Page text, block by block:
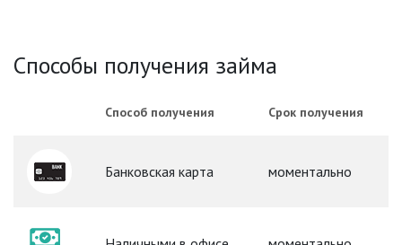
Способы получения займа
Способ получения Срок получения
Банковская карта моментально